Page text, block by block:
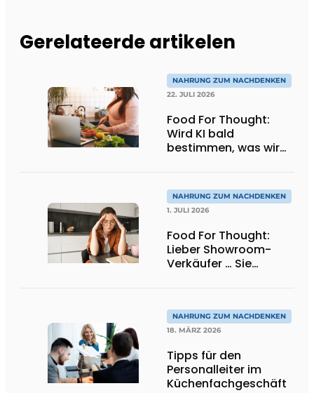
Gerelateerde artikelen
NAHRUNG ZUM NACHDENKEN
22. JULI 2026
Food For Thought:
Wird KI bald
bestimmen, was wir
dich!
NAHRUNG ZUM NACHDENKEN
1. JULI 2026
Food For Thought:
Lieber Showroom-
Verkäufer … Sie
verkaufen Sie viel zu
viel
Entscheidungsstress.
Aber wie sieht dann
die Lösung aus?
NAHRUNG ZUM NACHDENKEN
18. MÄRZ 2026
Tipps für den
Personalleiter im
Küchenfachgeschäft